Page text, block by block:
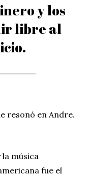
y los
libre al
resonó en Andre.
música
fue el